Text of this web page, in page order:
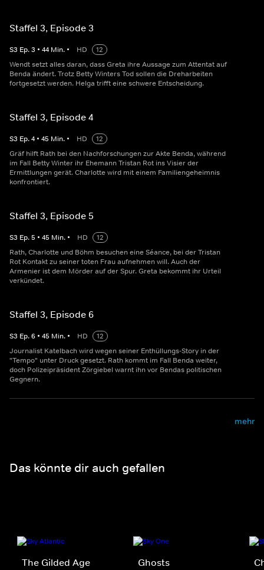
Staffel 3, Episode 3
S3 Ep.3 • 44 Min. • HD
12
Wendt setzt alles daran, dass Greta ihre Aussage zum Attentat auf
Benda ändert. Trotz Betty Winters Tod sollen die Dreharbeiten
fortgesetzt werden. Helga trifft eine schwere Entscheidung.
Staffel 3, Episode 4
S3 Ep.4 • 45 Min. • HD
12
Gräf hilft Rath bei den Nachforschungen zur Akte Benda, während
im Fall Betty Winter ihr Ehemann Tristan Rot ins Visier der
Ermittlungen gerät. Charlotte wird mit einem Familiengeheimnis
konfrontiert.
Staffel 3, Episode 5
S3 Ep.5 • 45 Min. • HD
12
Rath, Charlotte und Böhm besuchen eine Séance, bei der Tristan
Rot Kontakt zu seiner toten Frau aufnehmen will. Auch der
Armenier ist dem Mörder auf der Spur. Greta bekommt ihr Urteil
verkündet.
Staffel 3, Episode 6
S3 Ep.6 • 45 Min. • HD
12
Journalist Katelbach wird wegen seiner Enthüllungs-Story in der
"Tempo" unter Druck gesetzt. Rath kommt im Fall Benda weiter,
doch Polizeipräsident Zörgiebel warnt ihn vor Bendas politischen
Gegnern.
mehr
Das könnte dir auch gefallen
The Gilded Age Ghosts